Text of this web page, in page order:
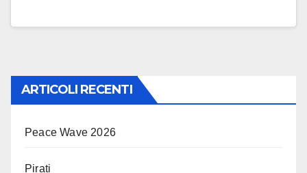
ARTICOLI RECENTI
Peace Wave 2026
Pirati